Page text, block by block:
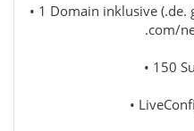
• 1 Domain inklusive
.com/
• 150
•